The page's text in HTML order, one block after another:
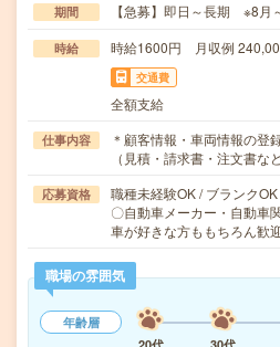
期間 【急募】即日～長期 ※8月
時給 時給1600円 月収例
交通費
全額支給
仕事内容
＊顧客情報・車両情報の登
（見積・請求書・注文書
応募資格
職種未経験OK / ブランク
〇自動車メーカー・自動車
車が好きな方ももちろん歓
職場の雰囲気
年齢層